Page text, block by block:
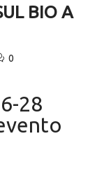
BIO A
0
28